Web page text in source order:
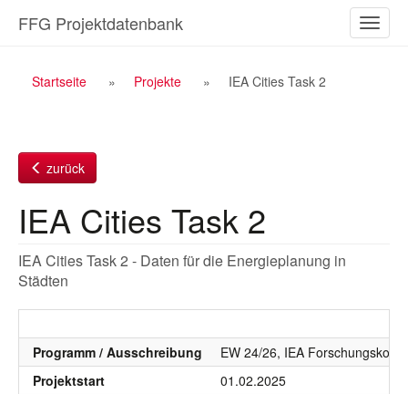
Inhalt
ein-/
FFG Projektdatenbank
Breadcrumb
Startseite Projekte IEA Cities Task 2
zurück
IEA Cities Task 2
IEA Cities Task 2 - Daten für die Energieplanung in
Städten
Programm / Ausschreibung
EW 24/26, IEA
Projektstart
01.02.2025